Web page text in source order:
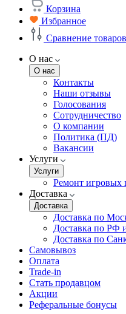
Корзина
Избранное
Сравнение товаров
О нас
О нас
Контакты
Наши отзывы
Голосования
Сотрудничество
О компании
Политика (ПД)
Вакансии
Услуги
Услуги
Ремонт игровых
Доставка
Доставка
Доставка по
Доставка по РФ
Доставка по
Самовывоз
Оплата
Trade-in
Стать продавцом
Акции
Реферальные бонусы